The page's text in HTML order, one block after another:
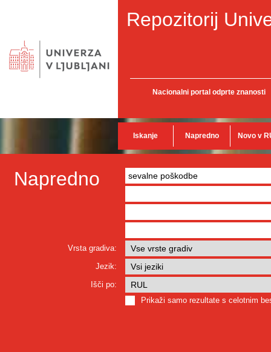
Repozitorij
Nacionalni portal odprte znanosti
Iskanje Napredno Novo v
Napredno
Vrsta gradiva:
Jezik:
Išči po:
Prikaži samo rezultate s celotnim